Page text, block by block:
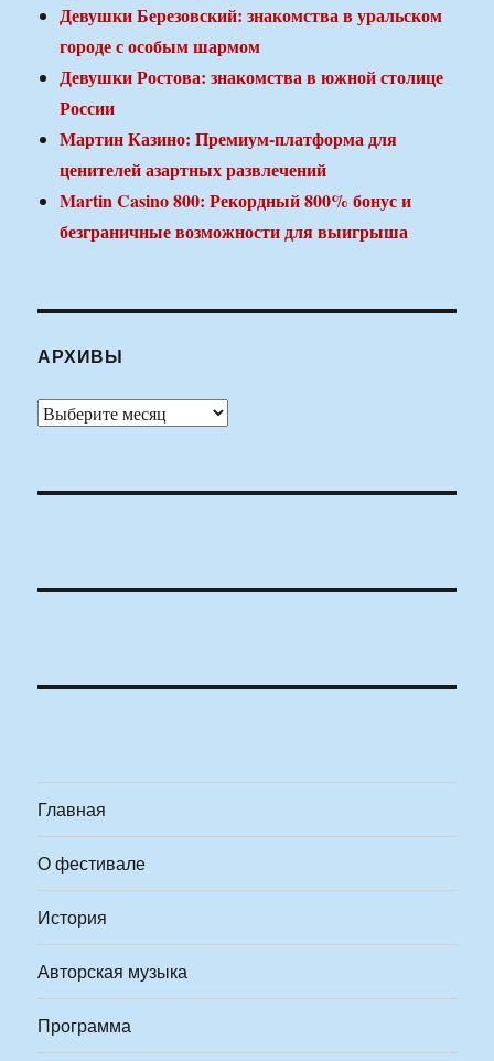
Девушки Березовский: знакомства в уральском
городе с особым шармом
Девушки Ростова: знакомства в южной столице
России
Мартин Казино: Премиум-платформа для
ценителей азартных развлечений
Martin Casino 800: Рекордный 800% бонус и
безграничные возможности для выигрыша
АРХИВЫ
Архивы
Главная
О фестивале
История
Авторская музыка
Программа